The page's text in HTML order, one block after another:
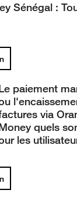
Sénégal :
paiement
via
quels
les